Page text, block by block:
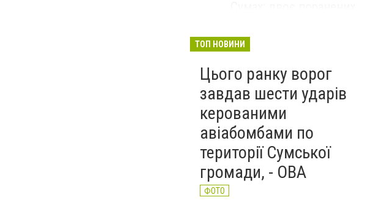
інфраструктура
ФОТО
ТОП НОВИНИ
Цього ранку ворог
завдав шести ударів
керованими
авіабомбами по
території Сумської
громади, - ОВА
ФОТО